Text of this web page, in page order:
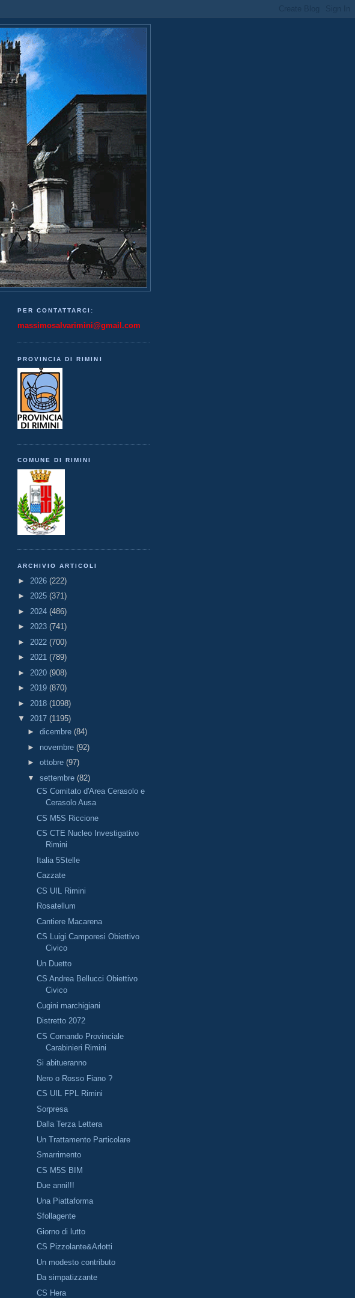
PER CONTATTARCI:
massimosalvarimini@gmail.com
PROVINCIA DI RIMINI
COMUNE DI RIMINI
ARCHIVIO ARTICOLI
► 2026 (222)
► 2025 (371)
► 2024 (486)
► 2023 (741)
► 2022 (700)
► 2021 (789)
► 2020 (908)
► 2019 (870)
► 2018 (1098)
▼ 2017 (1195)
► dicembre (84)
► novembre (92)
► ottobre (97)
▼ settembre (82)
CS Comitato d'Area Cerasolo e
Cerasolo Ausa
CS M5S Riccione
CS CTE Nucleo Investigativo
Rimini
Italia 5Stelle
Cazzate
CS UIL Rimini
Rosatellum
Cantiere Macarena
CS Luigi Camporesi Obiettivo
Civico
Un Duetto
CS Andrea Bellucci Obiettivo
Civico
Cugini marchigiani
Distretto 2072
CS Comando Provinciale
Carabinieri Rimini
Si abitueranno
Nero o Rosso Fiano ?
CS UIL FPL Rimini
Sorpresa
Dalla Terza Lettera
Un Trattamento Particolare
Smarrimento
CS M5S BIM
Due anni!!!
Una Piattaforma
Sfollagente
Giorno di lutto
CS Pizzolante&Arlotti
Un modesto contributo
Da simpatizzante
CS Hera